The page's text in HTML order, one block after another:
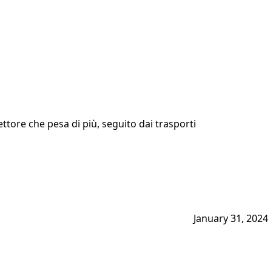
che pesa di più, seguito dai trasporti
January 31, 2024